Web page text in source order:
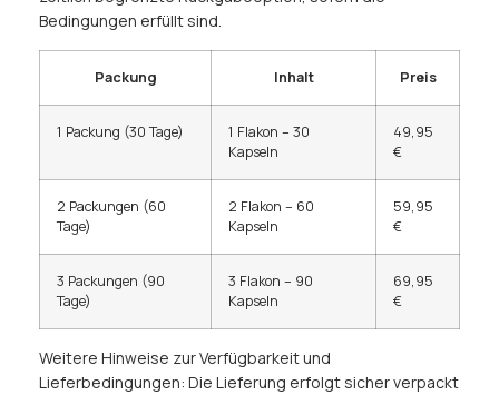
Bedingungen erfüllt sind.
Packung Inhalt Preis
1 Packung (30 Tage)
1 Flakon – 30
Kapseln
49,95
€
2 Packungen (60
Tage)
2 Flakon – 60
Kapseln
59,95
€
3 Packungen (90
Tage)
3 Flakon – 90
Kapseln
69,95
€
Weitere Hinweise zur Verfügbarkeit und
Lieferbedingungen: Die Lieferung erfolgt sicher verpackt